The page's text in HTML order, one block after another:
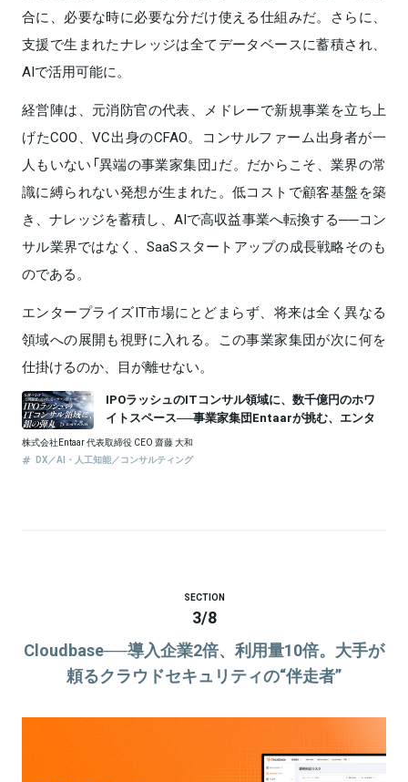
合に、必要な時に必要な分だけ使える仕組みだ。さらに、
支援で生まれたナレッジは全てデータベースに蓄積され、
AIで活用可能に。
経営陣は、元消防官の代表、メドレーで新規事業を立ち上
げたCOO、VC出身のCFAO。コンサルファーム出身者が一
人もいない「異端の事業家集団」だ。だからこそ、業界の常
識に縛られない発想が生まれた。低コストで顧客基盤を築
き、ナレッジを蓄積し、AIで高収益事業へ転換する──コン
サル業界ではなく、SaaSスタートアップの成長戦略そのも
のである。
エンタープライズIT市場にとどまらず、将来は全く異なる
領域への展開も視野に入れる。この事業家集団が次に何を
仕掛けるのか、目が離せない。
SECTION
3/8
Cloudbase──導入企業2倍、利用量10倍。大手が
頼るクラウドセキュリティの“伴走者”